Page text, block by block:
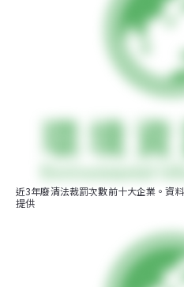
近3年廢清法裁罰次數前十大企業。資
提供